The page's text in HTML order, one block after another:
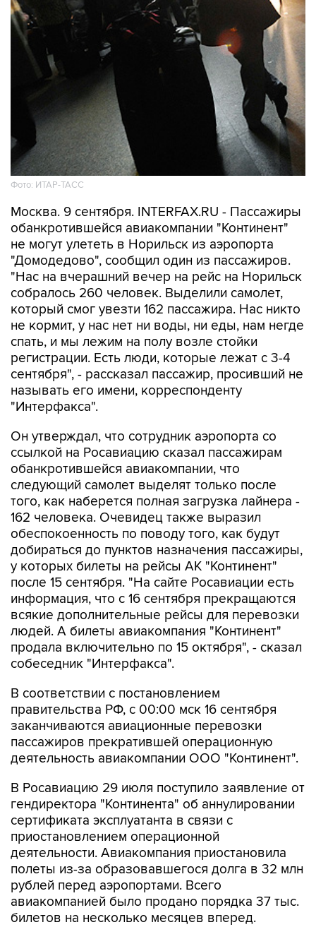
Фото: ИТАР-ТАСС
Москва. 9 сентября. INTERFAX.RU - Пассажиры
обанкротившейся авиакомпании "Континент"
не могут улететь в Норильск из аэропорта
"Домодедово", сообщил один из пассажиров.
"Нас на вчерашний вечер на рейс на Норильск
собралось 260 человек. Выделили самолет,
который смог увезти 162 пассажира. Нас никто
не кормит, у нас нет ни воды, ни еды, нам негде
спать, и мы лежим на полу возле стойки
регистрации. Есть люди, которые лежат с 3-4
сентября", - рассказал пассажир, просивший не
называть его имени, корреспонденту
"Интерфакса".
Он утверждал, что сотрудник аэропорта со
ссылкой на Росавиацию сказал пассажирам
обанкротившейся авиакомпании, что
следующий самолет выделят только после
того, как наберется полная загрузка лайнера -
162 человека. Очевидец также выразил
обеспокоенность по поводу того, как будут
добираться до пунктов назначения пассажиры,
у которых билеты на рейсы АК "Континент"
после 15 сентября. "На сайте Росавиации есть
информация, что с 16 сентября прекращаются
всякие дополнительные рейсы для перевозки
людей. А билеты авиакомпания "Континент"
продала включительно по 15 октября", - сказал
собеседник "Интерфакса".
В соответствии с постановлением
правительства РФ, с 00:00 мск 16 сентября
заканчиваются авиационные перевозки
пассажиров прекратившей операционную
деятельность авиакомпании ООО "Континент".
В Росавиацию 29 июля поступило заявление от
гендиректора "Континента" об аннулировании
сертификата эксплуатанта в связи с
приостановлением операционной
деятельности. Авиакомпания приостановила
полеты из-за образовавшегося долга в 32 млн
рублей перед аэропортами. Всего
авиакомпанией было продано порядка 37 тыс.
билетов на несколько месяцев вперед.